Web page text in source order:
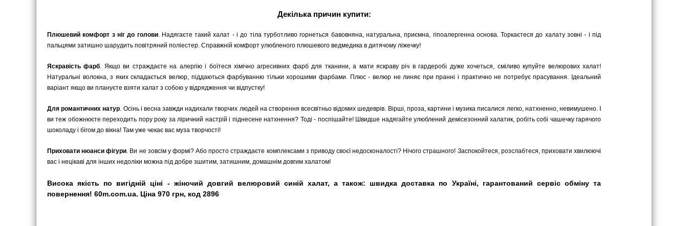
Декілька причин купити:
Плюшевий комфорт з ніг до голови. Надягаєте такий халат - і до тіла турботливо горнеться бавовняна, натуральна, приємна, гіпоалергенна основа. Торкаєтеся до халату зовні - і під
пальцями затишно шарудить повітряний поліестер. Справжній комфорт улюбленого плюшевого ведмедика в дитячому ліжечку!
Яскравість фарб. Якщо ви страждаєте на алергію і боїтеся хімічно агресивних фарб для тканини, а мати яскраву річ в гардеробі дуже хочеться, сміливо купуйте велюрових халат!
Натуральні волокна, з яких складається велюр, піддаються фарбуванню тільки хорошими фарбами. Плюс - велюр не линяє при пранні і практично не потребує прасування. Ідеальний
варіант якщо ви плануєте взяти халат з собою у відрядження чи відпустку!
Для романтичних натур. Осінь і весна завжди надихали творчих людей на створення всесвітньо відомих шедеврів. Вірші, проза, картини і музика писалися легко, натхненно, невимушено. І
ви теж обожнюєте переходить пору року за ліричний настрій і піднесене натхнення? Тоді - поспішайте! Швидше надягайте улюблений демісезонний халатик, робіть собі чашечку гарячого
шоколаду і бігом до вікна! Там уже чекає вас муза творчості!
Приховати нюанси фігури. Ви не зовсім у формі? Або просто страждаєте комплексами з приводу своєї недосконалості? Нічого страшного! Заспокойтеся, розслабтеся, приховати хвилюючі
вас і нецікаві для інших недоліки можна під добре зшитим, затишним, домашнім довгим халатом!
Висока якість по вигідній ціні - жіночий довгий велюровий синій халат, а також: швидка доставка по Україні, гарантований сервіс обміну та
повернення! 60m.com.ua. Ціна 970 грн, код 2896